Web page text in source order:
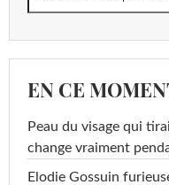
EN CE
Peau du visage qui
change vraiment
Elodie Gossuin